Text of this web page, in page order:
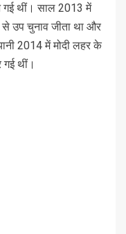
गई थीं। साल 2013 में
से उप चुनाव जीता था और
2014 में मोदी लहर के
थीं।